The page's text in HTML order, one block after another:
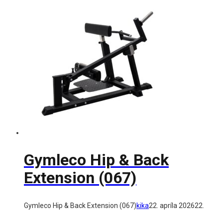
Gymleco Hip & Back
Extension (067)
Gymleco Hip & Back Extension (067)kika22. apríla 202622.